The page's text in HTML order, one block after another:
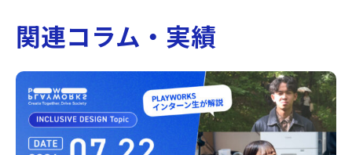
関連コラム・実績